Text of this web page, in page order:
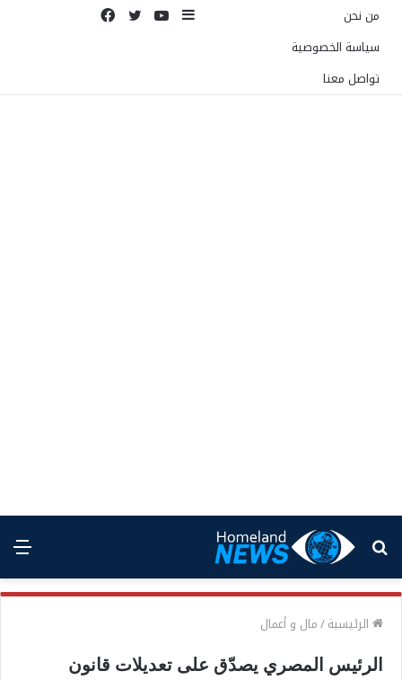
من نحن
سياسة الخصوصية
تواصل معنا
إضافة يوتيوبتويتر
بحث
عن
الرئيسية/مال و أعمال
الرئيس المصري يصدّق على تعديلات قانون